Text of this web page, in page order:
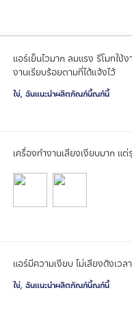
แอร์เย็นไวมาก ลมแรง รีโมทใ
งานเรียบร้อยตามที่ได้แจ้งไว้
ใช่, ฉันแนะนำผลิตภัณฑ์นี้ณฑ์นี้
เครื่องทำงานเสียงเงียบมาก แ
แอร์มีความเงียบ ไม่เสียงดังเว
ใช่, ฉันแนะนำผลิตภัณฑ์นี้ณฑ์นี้